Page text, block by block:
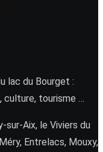
lac du Bourget :
culture, tourisme …
sur-Aix, le Viviers du
Entrelacs, Mouxy,